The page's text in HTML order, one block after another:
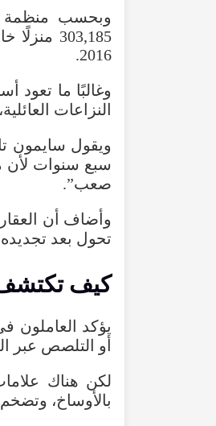
وبحسب منظمة
303,185 منزلًا
2016
.
وغالبًا ما تعود
النزاعات العائلية،
ويقول سايمون
سبع سنوات لأن
صعب”.
وأضاف أن العقار
تحول بعد تجديده
كيف
يؤكد العاملون
أو التلصص عبر
لكن هناك
بالأوساخ، وتضخم